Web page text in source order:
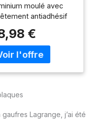
fabriqués
2013,
en
moulé,
double
moulé avec
antiadhésif
: Plaques
fixées par vis
Il suffit de
: Ce jeu
avec tous les
€
Lagrange, j’ai été